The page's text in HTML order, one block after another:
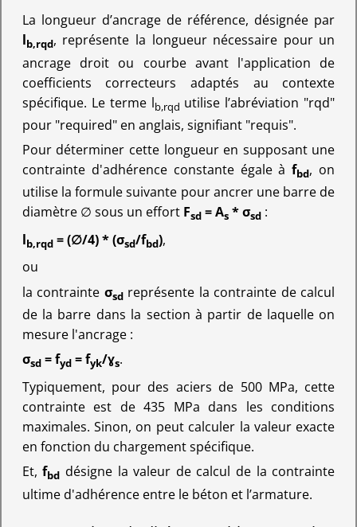
La longueur d’ancrage de référence, désignée par
lb,rqd, représente la longueur nécessaire pour un
ancrage droit ou courbe avant l'application de
coefficients correcteurs adaptés au contexte
spécifique. Le terme lb,rqd utilise l’abréviation "rqd"
pour "required" en anglais, signifiant "requis".
Pour déterminer cette longueur en supposant une
contrainte d'adhérence constante égale àfbd, on
utilise la formule suivante pour ancrer une barre de
diamètre ∅ sous un effort Fsd= As* σsd:
lb,rqd= (∅/4) * (σsd/fbd),
ou
la contrainte σsdreprésente la contrainte de calcul
de la barre dans la section à partir de laquelle on
mesure l'ancrage :
σsd= fyd= fyk/ɣs.
Typiquement, pour des aciers de 500 MPa, cette
contrainte est de 435 MPa dans les conditions
maximales. Sinon, on peut calculer la valeur exacte
en fonction du chargement spécifique.
Et,fbd désigne la valeur de calcul de la contrainte
ultime d'adhérence entre le béton et l’armature.